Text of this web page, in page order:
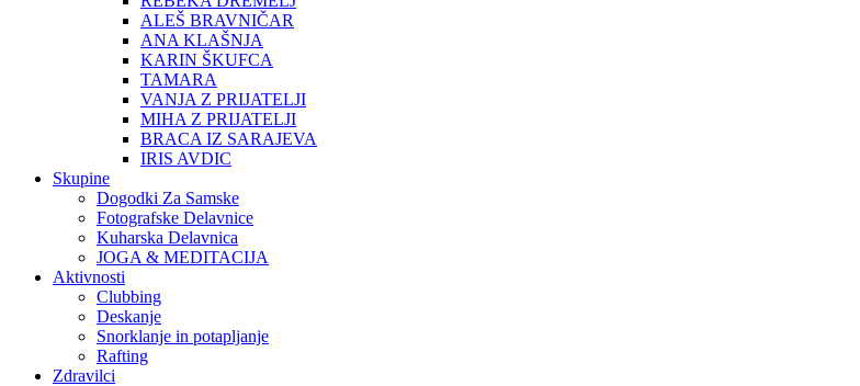
ALEŠ BRAVNIČAR
ANA KLAŠNJA
KARIN ŠKUFCA
TAMARA
VANJA Z PRIJATELJI
MIHA Z PRIJATELJI
BRACA IZ SARAJEVA
IRIS AVDIC
Skupine
Dogodki Za Samske
Fotografske Delavnice
Kuharska Delavnica
JOGA & MEDITACIJA
Aktivnosti
Clubbing
Deskanje
Snorklanje in potapljanje
Rafting
Zdravilci